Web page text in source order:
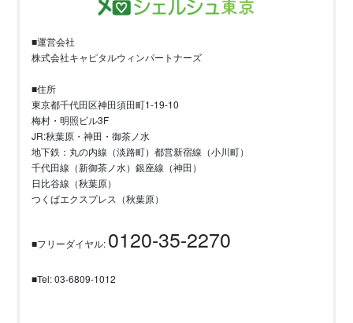
■運営会社
株式会社キャピタルウィンパートナーズ
■住所
東京都千代田区神田須田町1-19-10
梅村・明照ビル3F
JR:秋葉原・神田・御茶ノ水
地下鉄：丸の内線（淡路町）都営新宿線（小川町）
千代田線（新御茶ノ水）銀座線（神田）
日比谷線（秋葉原）
つくばエクスプレス（秋葉原）
■フリーダイヤル: 0120-35-2270
■Tel: 03-6809-1012